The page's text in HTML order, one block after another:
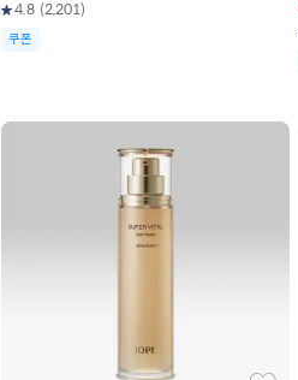
4.8 (2,201)
쿠폰